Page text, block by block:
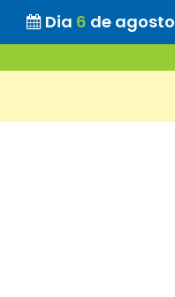
Dia 6 de agosto